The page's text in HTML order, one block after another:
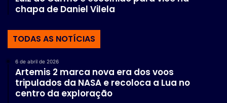
chapa de Daniel Vilela
TODAS AS NOTÍCIAS
6 de abril de 2026
Artemis 2 marca nova era dos voos
tripulados da NASA e recoloca a Lua no
centro da exploração